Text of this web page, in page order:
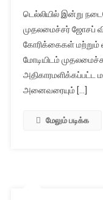
டெல்லியில் இன்று
முதலமைச்சர் ஜோசப்
கோரிக்கைகள் மற்றும்
மோடியிடம்
அதிகாரமளிக்கப்பட்ட
அனைவரையும் […]
மேலும் படிக்க